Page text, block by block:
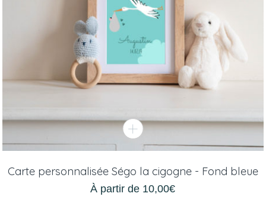
Carte personnalisée Ségo la cigogne - Fond bleue
À partir de 10,00€